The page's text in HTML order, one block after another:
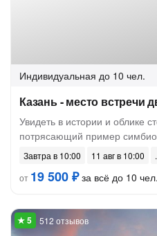
Индивидуальная до 10 чел.
Казань - место встречи
Увидеть в истории и облике
потрясающий пример
Завтра в 10:00
11 авг в 10:00
от 19 500 ₽за всё до 10 чел.
512 отзывов